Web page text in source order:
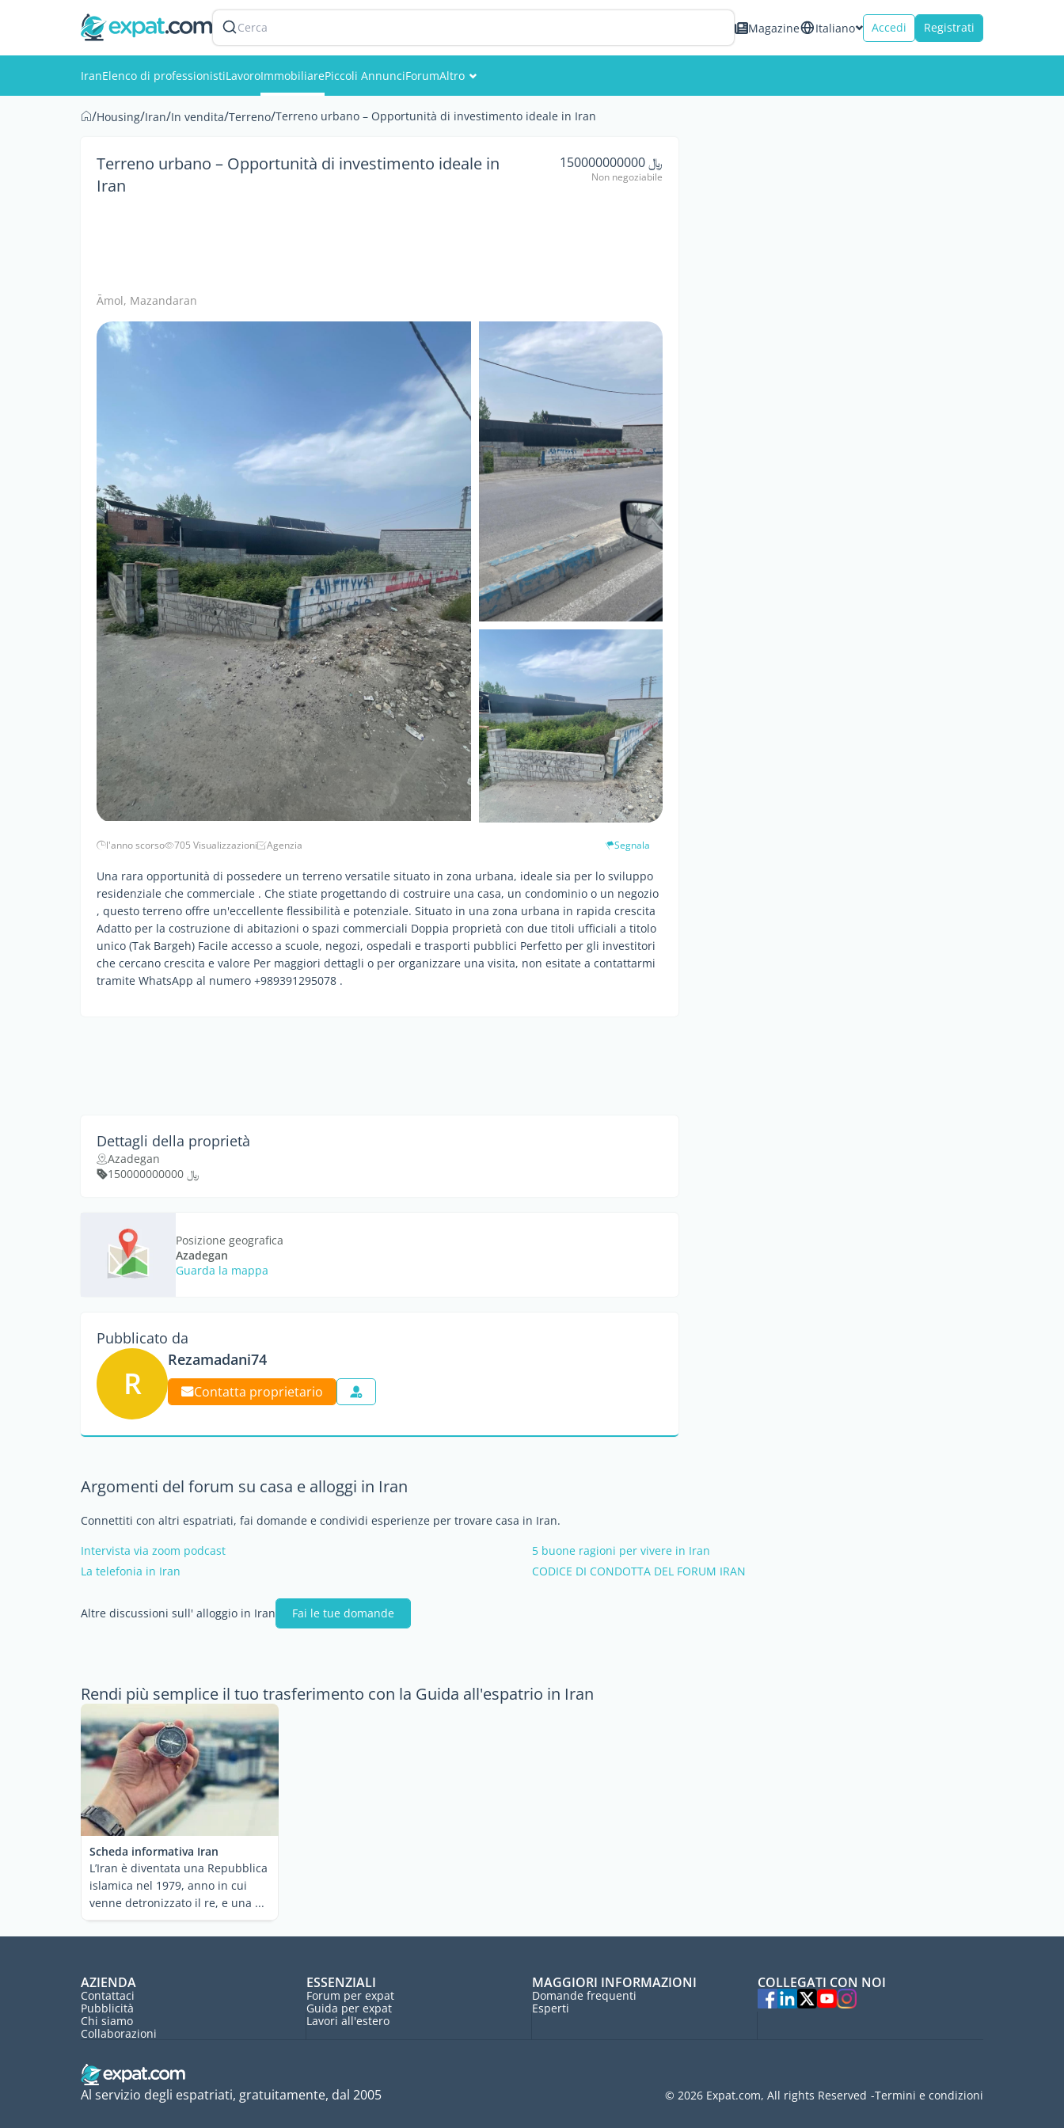
Cerca Magazine Italiano Accedi Registrati
IranElenco di professionistiLavoroImmobiliarePiccoli AnnunciForumAltro
Eventi
/Housing/Iran/In vendita/Terreno/Terreno urbano – Opportunità di investimento ideale in Iran
Terreno urbano – Opportunità di investimento ideale in
Iran
Āmol, Mazandaran
﷼ 150000000000
Non negoziabile
l'anno scorso 705 Visualizzazioni Agenzia Segnala
Una rara opportunità di possedere un terreno versatile situato in zona urbana, ideale sia per lo sviluppo
residenziale che commerciale . Che stiate progettando di costruire una casa, un condominio o un negozio
, questo terreno offre un'eccellente flessibilità e potenziale. Situato in una zona urbana in rapida crescita
Adatto per la costruzione di abitazioni o spazi commerciali Doppia proprietà con due titoli ufficiali a titolo
unico (Tak Bargeh) Facile accesso a scuole, negozi, ospedali e trasporti pubblici Perfetto per gli investitori
che cercano crescita e valore Per maggiori dettagli o per organizzare una visita, non esitate a contattarmi
tramite WhatsApp al numero +989391295078 .
Dettagli della proprietà
Azadegan
﷼ 150000000000
Posizione geografica
Azadegan
Guarda la mappa
Pubblicato da
R
Rezamadani74
Contatta proprietario
Argomenti del forum su casa e alloggi in Iran
Connettiti con altri espatriati, fai domande e condividi esperienze per trovare casa in Iran.
Intervista via zoom podcast
5 buone ragioni per vivere in Iran
La telefonia in Iran
CODICE DI CONDOTTA DEL FORUM IRAN
Altre discussioni sull' alloggio in Iran Fai le tue domande
Rendi più semplice il tuo trasferimento con la Guida all'espatrio in Iran
Scheda informativa Iran
L’Iran è diventata una Repubblica
islamica nel 1979, anno in cui
venne detronizzato il re, e una ...
AZIENDA
Contattaci
Pubblicità
Chi siamo
Collaborazioni
ESSENZIALI
Forum per expat
Guida per expat
Lavori all'estero
MAGGIORI INFORMAZIONI
Domande frequenti
Esperti
COLLEGATI CON NOI
Al servizio degli espatriati, gratuitamente, dal 2005 © 2026 Expat.com, All rights Reserved Termini e condizioni